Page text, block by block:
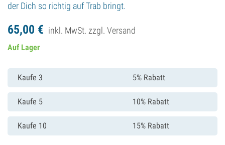
der Dich so richtig auf Trab bringt.
65,00 € inkl. MwSt. zzgl. Versand
Auf Lager
Kaufe 3 5% Rabatt
Kaufe 5 10% Rabatt
Kaufe 10 15% Rabatt